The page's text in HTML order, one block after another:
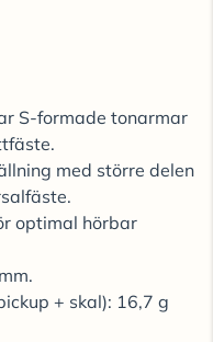
S-formade tonarmar
med större delen
optimal hörbar
+ skal): 16,7 g